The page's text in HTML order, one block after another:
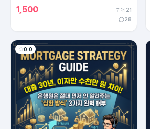
1,500
구매 21
28
0.0